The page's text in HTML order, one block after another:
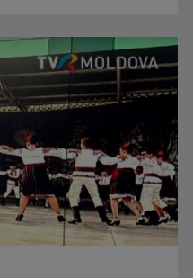
din opera lui Mihail